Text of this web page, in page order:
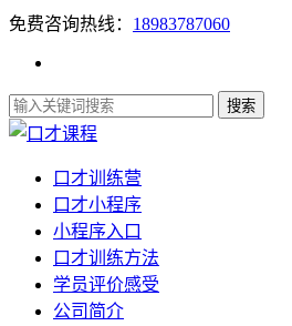
免费咨询热线： 18983787060
口才训练营
口才小程序
小程序入口
口才训练方法
学员评价感受
公司简介